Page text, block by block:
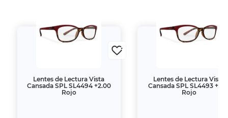
Lentes de Lectura Vista
Cansada SPL SL4494 +2.00
Rojo
Lentes de Lectura Vista
Cansada SPL SL4493
Rojo